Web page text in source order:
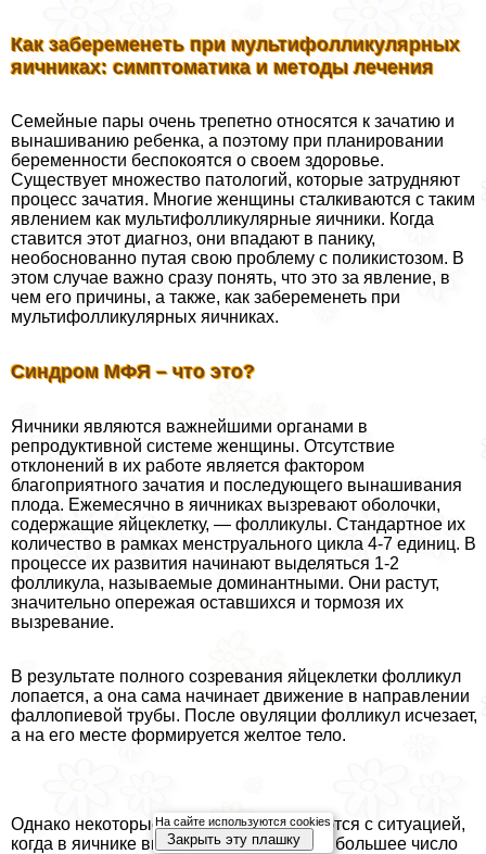
Как забеременеть при мультифолликулярных
яичниках: симптоматика и методы лечения
Семейные пары очень трепетно относятся к зачатию и
вынашиванию ребенка, а поэтому при планировании
беременности беспокоятся о своем здоровье.
Существует множество патологий, которые затрудняют
процесс зачатия. Многие женщины сталкиваются с таким
явлением как мультифолликулярные яичники. Когда
ставится этот диагноз, они впадают в панику,
необоснованно путая свою проблему с поликистозом. В
этом случае важно сразу понять, что это за явление, в
чем его причины, а также, как забеременеть при
мультифолликулярных яичниках.
Синдром МФЯ – что это?
Яичники являются важнейшими органами в
репродуктивной системе женщины. Отсутствие
отклонений в их работе является фактором
благоприятного зачатия и последующего вынашивания
плода. Ежемесячно в яичниках вызревают оболочки,
содержащие яйцеклетку, — фолликулы. Стандартное их
количество в рамках менструального цикла 4-7 единиц. В
процессе их развития начинают выделяться 1-2
фолликула, называемые доминантными. Они растут,
значительно опережая оставшихся и тормозя их
вызревание.
В результате полного созревания яйцеклетки фолликул
лопается, а она сама начинает движение в направлении
фаллопиевой трубы. После овуляции фолликул исчезает,
а на его месте формируется желтое тело.
Однако некоторые женщины сталкиваются с ситуацией,
когда в яичнике вызревает значительно большее число
На сайте используются cookies
Закрыть эту плашку